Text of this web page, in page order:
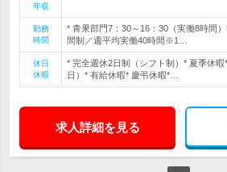
年収
勤務
時間
* 青果部門7：30～16：30（実働8時間
間制／週平均実働40時間※1…
休日
休暇
* 完全週休2日制（シフト制）* 夏季休
日）* 有給休暇* 慶弔休暇*…
求人詳細を見る